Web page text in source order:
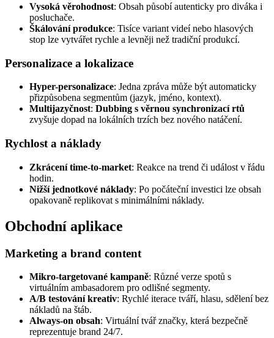
Vysoká věrohodnost: Obsah působí autenticky pro diváka i
posluchače.
Škálování produkce: Tisíce variant videí nebo hlasových
stop lze vytvářet rychle a levněji než tradiční produkcí.
Personalizace a lokalizace
Hyper-personalizace: Jedna zpráva může být automaticky
přizpůsobena segmentům (jazyk, jméno, kontext).
Multijazyčnost: Dubbing s věrnou synchronizací rtů
zvyšuje dopad na lokálních trzích bez nového natáčení.
Rychlost a náklady
Zkrácení time-to-market: Reakce na trend či událost v řádu
hodin.
Nižší jednotkové náklady: Po počáteční investici lze obsah
opakovaně replikovat s minimálními náklady.
Obchodní aplikace
Marketing a brand content
Mikro-targetované kampaně: Různé verze spotů s
virtuálním ambasadorem pro odlišné segmenty.
A/B testování kreativ: Rychlé iterace tváří, hlasu, sdělení bez
nákladů na štáb.
Always-on obsah: Virtuální tvář značky, která bezpečně
reprezentuje brand 24/7.